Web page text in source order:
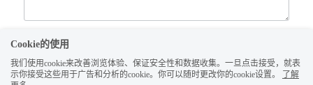
Cookie的使用
我们使用cookie来改善浏览体验、保证安全性和数据收集。一旦点击接受，就表
示你接受这些用于广告和分析的cookie。你可以随时更改你的cookie设置。
了解